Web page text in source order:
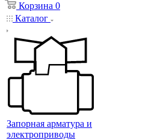
Корзина 0
Каталог
Запорная арматура и
электроприводы